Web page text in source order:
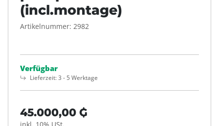
(incl.montage)
Artikelnummer: 2982
Verfügbar
Lieferzeit:3 - 5 Werktage
45.000,00 ₲